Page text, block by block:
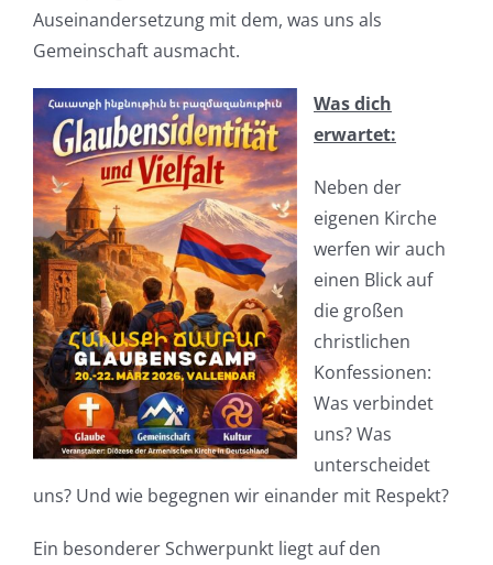
Auseinandersetzung mit dem, was uns als
Gemeinschaft ausmacht.
Was dich
erwartet:
Neben der
eigenen Kirche
werfen wir auch
einen Blick auf
die großen
christlichen
Konfessionen:
Was verbindet
uns? Was
unterscheidet
uns? Und wie begegnen wir einander mit Respekt?
Ein besonderer Schwerpunkt liegt auf den